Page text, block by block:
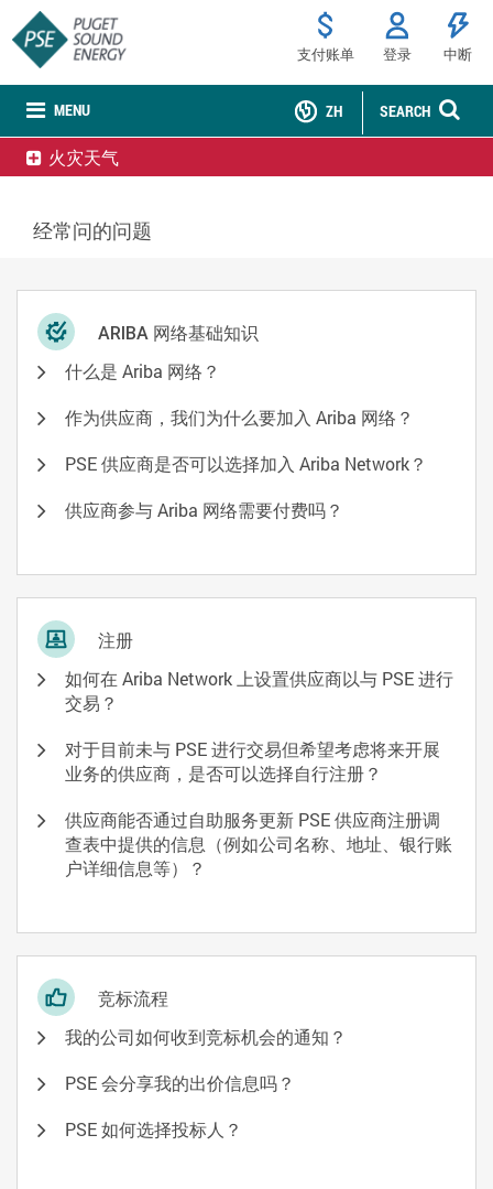
MENU
支付账单 登录 中断
SEARCH
ZH
火灾天气
经常问的问题
ARIBA 网络基础知识
什么是 Ariba 网络？
作为供应商，我们为什么要加入 Ariba 网络？
PSE 供应商是否可以选择加入 Ariba Network？
供应商参与 Ariba 网络需要付费吗？
注册
如何在 Ariba Network 上设置供应商以与 PSE 进行
交易？
对于目前未与 PSE 进行交易但希望考虑将来开展
业务的供应商，是否可以选择自行注册？
供应商能否通过自助服务更新 PSE 供应商注册调
查表中提供的信息（例如公司名称、地址、银行账
户详细信息等）？
竞标流程
我的公司如何收到竞标机会的通知？
PSE 会分享我的出价信息吗？
PSE 如何选择投标人？